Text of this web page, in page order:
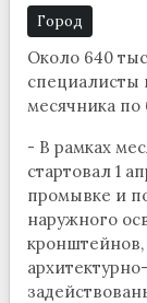
Город
Около 640
специалисты
месячника по
- В рамках
стартовал 1
промывке и
наружного
кронштейнов,